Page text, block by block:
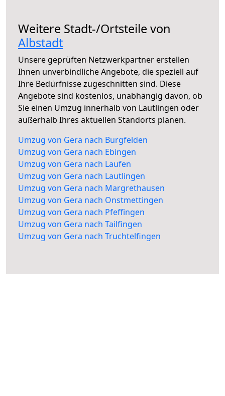
Weitere Stadt-/Ortsteile von
Albstadt
Unsere geprüften Netzwerkpartner erstellen
Ihnen unverbindliche Angebote, die speziell auf
Ihre Bedürfnisse zugeschnitten sind. Diese
Angebote sind kostenlos, unabhängig davon, ob
Sie einen Umzug innerhalb von Lautlingen oder
außerhalb Ihres aktuellen Standorts planen.
Umzug von Gera nach Burgfelden
Umzug von Gera nach Ebingen
Umzug von Gera nach Laufen
Umzug von Gera nach Lautlingen
Umzug von Gera nach Margrethausen
Umzug von Gera nach Onstmettingen
Umzug von Gera nach Pfeffingen
Umzug von Gera nach Tailfingen
Umzug von Gera nach Truchtelfingen